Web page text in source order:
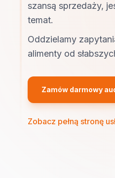
szansą sprzedaży,
temat.
Oddzielamy
alimenty od
Zamów darmowy
Zobacz pełną stronę